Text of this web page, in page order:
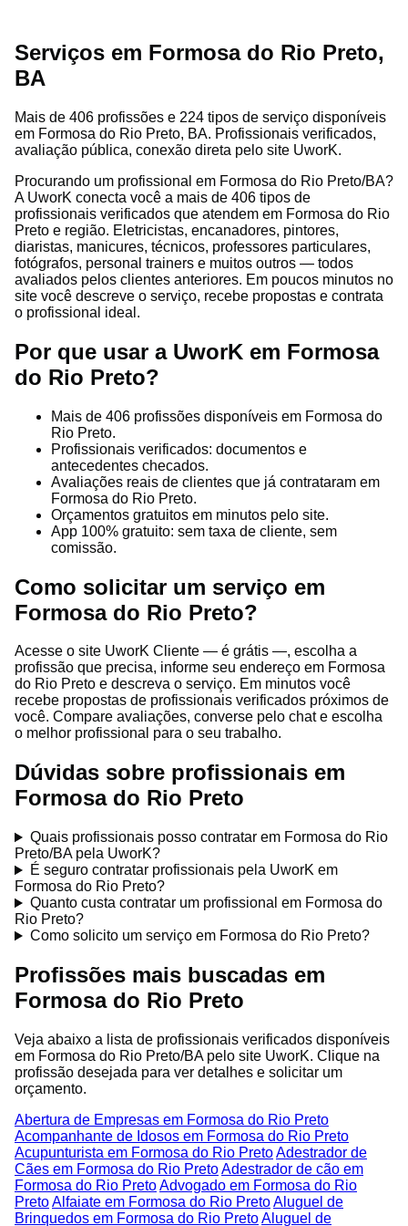
Serviços em Formosa do Rio Preto,
BA
Mais de 406 profissões e 224 tipos de serviço disponíveis
em Formosa do Rio Preto, BA. Profissionais verificados,
avaliação pública, conexão direta pelo site UworK.
Procurando um profissional em Formosa do Rio Preto/BA?
A UworK conecta você a mais de 406 tipos de
profissionais verificados que atendem em Formosa do Rio
Preto e região. Eletricistas, encanadores, pintores,
diaristas, manicures, técnicos, professores particulares,
fotógrafos, personal trainers e muitos outros — todos
avaliados pelos clientes anteriores. Em poucos minutos no
site você descreve o serviço, recebe propostas e contrata
o profissional ideal.
Por que usar a UworK em Formosa
do Rio Preto?
Mais de 406 profissões disponíveis em Formosa do
Rio Preto.
Profissionais verificados: documentos e
antecedentes checados.
Avaliações reais de clientes que já contrataram em
Formosa do Rio Preto.
Orçamentos gratuitos em minutos pelo site.
App 100% gratuito: sem taxa de cliente, sem
comissão.
Como solicitar um serviço em
Formosa do Rio Preto?
Acesse o site UworK Cliente — é grátis —, escolha a
profissão que precisa, informe seu endereço em Formosa
do Rio Preto e descreva o serviço. Em minutos você
recebe propostas de profissionais verificados próximos de
você. Compare avaliações, converse pelo chat e escolha
o melhor profissional para o seu trabalho.
Dúvidas sobre profissionais em
Formosa do Rio Preto
Quais profissionais posso contratar em Formosa do Rio
Preto/BA pela UworK?
É seguro contratar profissionais pela UworK em
Formosa do Rio Preto?
Quanto custa contratar um profissional em Formosa do
Rio Preto?
Como solicito um serviço em Formosa do Rio Preto?
Profissões mais buscadas em
Formosa do Rio Preto
Veja abaixo a lista de profissionais verificados disponíveis
em Formosa do Rio Preto/BA pelo site UworK. Clique na
profissão desejada para ver detalhes e solicitar um
orçamento.
Abertura de Empresas em Formosa do Rio Preto
Acompanhante de Idosos em Formosa do Rio Preto
Acupunturista em Formosa do Rio PretoAdestrador de
Cães em Formosa do Rio PretoAdestrador de cão em
Formosa do Rio PretoAdvogado em Formosa do Rio
PretoAlfaiate em Formosa do Rio PretoAluguel de
Brinquedos em Formosa do Rio PretoAluguel de